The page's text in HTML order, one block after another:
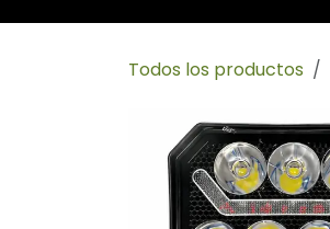
Todos los productos